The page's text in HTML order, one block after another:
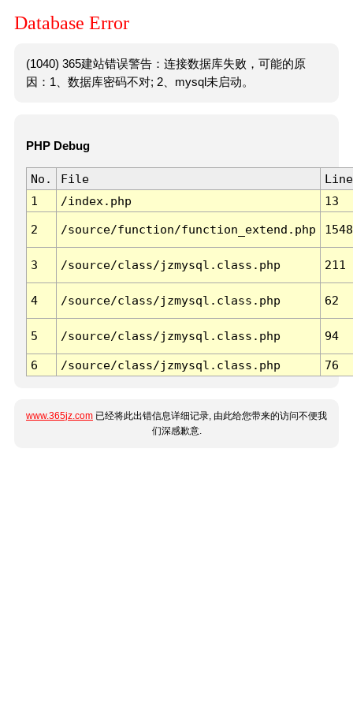
Database Error
(1040) 365建站错误警告：连接数据库失败，可能的原
因：1、数据库密码不对; 2、mysql未启动。
PHP Debug
No. File
Line
1
/index.php 13
2 /source/function/function_extend.php 1548
3 /source/class/jzmysql.class.php 211
4 /source/class/jzmysql.class.php 62
5 /source/class/jzmysql.class.php 94
6 /source/class/jzmysql.class.php 76
www.365jz.com 已经将此出错信息详细记录, 由此给您带来的访问不便我
们深感歉意.